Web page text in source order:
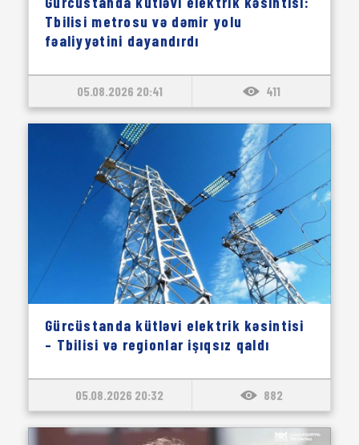
Tbilisi metrosu və dəmir yolu
fəaliyyətini dayandırdı
05.08.2026 20:41 411
Gürcüstanda kütləvi elektrik kəsintisi
– Tbilisi və regionlar işıqsız qaldı
05.08.2026 20:32 882